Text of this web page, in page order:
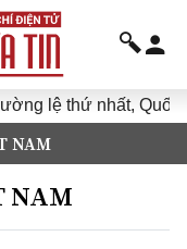
thứ nhất, Quốc hội
NAM
NAM